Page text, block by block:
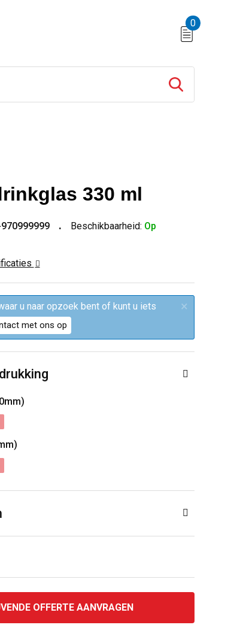
0
330 ml
Beschikbaarheid: Op
u naar opzoek bent of kunt u iets
met ons op
×
OFFERTE AANVRAGEN